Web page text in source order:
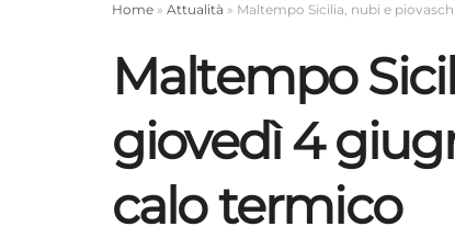
Home » Attualità » Maltempo Sicilia, nubi e
Maltempo
giovedì 4
calo termico